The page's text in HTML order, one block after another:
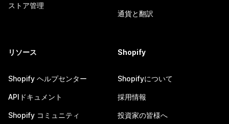
ストア管理
通貨と翻訳
リソース
Shopify ヘルプセンター
APIドキュメント
Shopify コミュニティ
Shopify
Shopifyについて
採用情報
投資家の皆様へ